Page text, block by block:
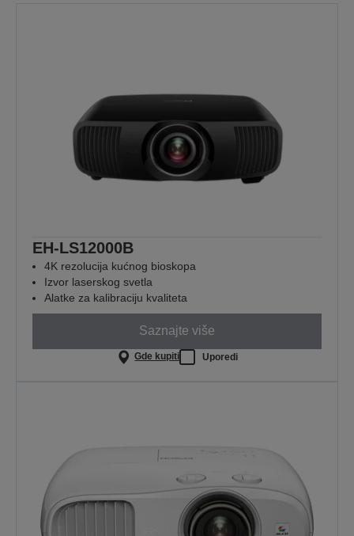
EH-LS12000B
4K rezolucija kućnog bioskopa
Izvor laserskog svetla
Alatke za kalibraciju kvaliteta
Saznajte više
Gde kupiti Uporedi